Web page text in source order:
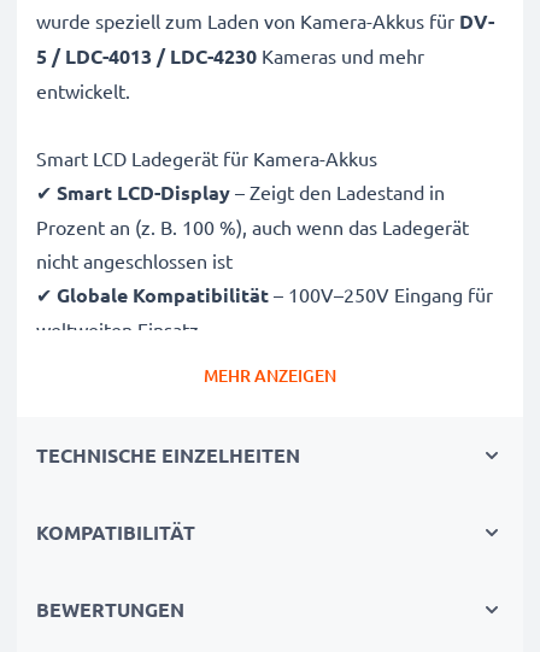
wurde speziell zum Laden von Kamera-Akkus für DV-
5 / LDC-4013 / LDC-4230 Kameras und mehr
entwickelt.
Smart LCD Ladegerät für Kamera-Akkus
✔ Smart LCD-Display – Zeigt den Ladestand in
Prozent an (z. B. 100 %), auch wenn das Ladegerät
nicht angeschlossen ist
✔ Globale Kompatibilität – 100V–250V Eingang für
weltweiten Einsatz
mit Schutz vor Überladung, Überhitzung und
✔Kompakt & leicht
MEHR ANZEIGEN
TECHNISCHE EINZELHEITEN
KOMPATIBILITÄT
BEWERTUNGEN